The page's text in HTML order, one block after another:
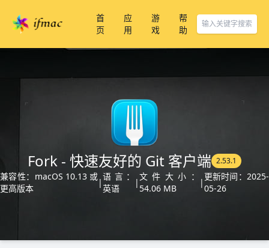
首
页
应
用
游
戏
帮
助
Fork - 快速友好的 Git 客户端 2.53.1
兼容性：macOS 10.13 或
更高版本
|
语言：
英语
|
文件大小：
54.06 MB
|
更新时间：2025-
05-26